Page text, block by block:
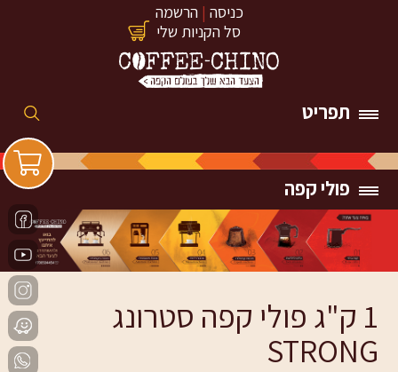
כניסה | הרשמה
סל הקניות שלי
תפריט
פולי קפה
1 ק"ג פולי קפה סטרונג
STRONG